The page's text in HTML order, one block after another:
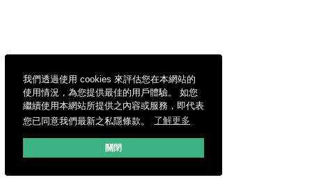
我們透過使用 cookies 來評估您在本網站的
使用情況，為您提供最佳的用戶體驗。 如您
繼續使用本網站所提供之內容或服務，即代表
您已同意我們最新之私隱條款。
了解更多
關閉